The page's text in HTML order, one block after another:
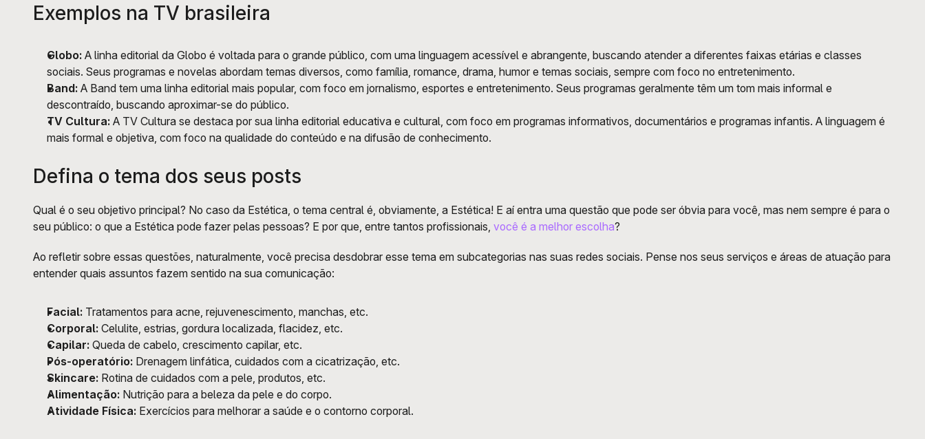
Exemplos na TV brasileira
Globo: A linha editorial da Globo é voltada para o grande público, com uma linguagem acessível e abrangente, buscando atender a diferentes faixas etárias e classes
sociais. Seus programas e novelas abordam temas diversos, como família, romance, drama, humor e temas sociais, sempre com foco no entretenimento.
Band: A Band tem uma linha editorial mais popular, com foco em jornalismo, esportes e entretenimento. Seus programas geralmente têm um tom mais informal e
descontraído, buscando aproximar-se do público.
TV Cultura: A TV Cultura se destaca por sua linha editorial educativa e cultural, com foco em programas informativos, documentários e programas infantis. A linguagem é
mais formal e objetiva, com foco na qualidade do conteúdo e na difusão de conhecimento.
Defina o tema dos seus posts
Qual é o seu objetivo principal? No caso da Estética, o tema central é, obviamente, a Estética! E aí entra uma questão que pode ser óbvia para você, mas nem sempre é para o
seu público: o que a Estética pode fazer pelas pessoas? E por que, entre tantos profissionais, você é a melhor escolha?
Ao refletir sobre essas questões, naturalmente, você precisa desdobrar esse tema em subcategorias nas suas redes sociais. Pense nos seus serviços e áreas de atuação para
entender quais assuntos fazem sentido na sua comunicação:
Facial: Tratamentos para acne, rejuvenescimento, manchas, etc.
Corporal: Celulite, estrias, gordura localizada, flacidez, etc.
Capilar: Queda de cabelo, crescimento capilar, etc.
Pós-operatório: Drenagem linfática, cuidados com a cicatrização, etc.
Skincare: Rotina de cuidados com a pele, produtos, etc.
Alimentação: Nutrição para a beleza da pele e do corpo.
Atividade Física: Exercícios para melhorar a saúde e o contorno corporal.